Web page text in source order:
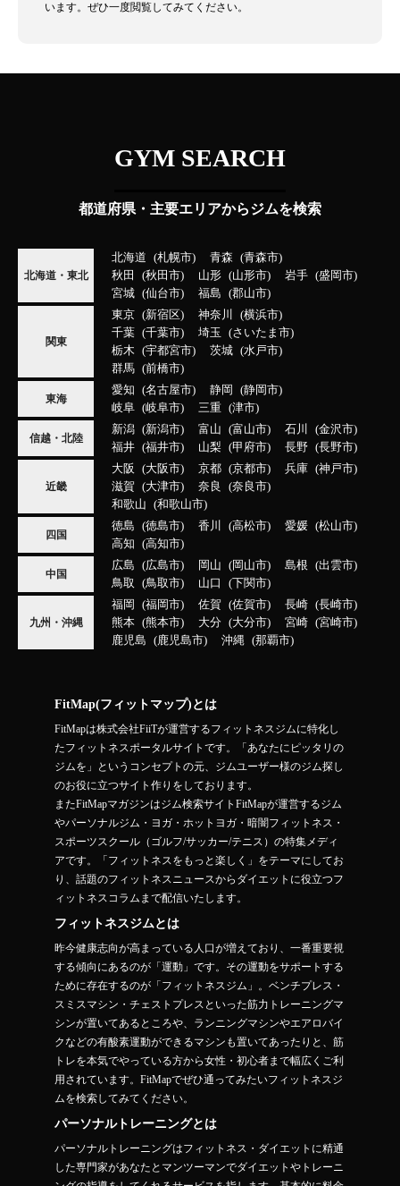
います。ぜひ一度閲覧してみてください。
GYM SEARCH
都道府県・主要エリアからジムを検索
北海道・東北
北海道 札幌市 青森
青森市
秋田
秋田市 山形 山形市 岩手
盛岡市
宮城
仙台市 福島 郡山市
関東
東京 新宿区 神奈川
横浜市
千葉
千葉市 埼玉
さいたま市
栃木
宇都宮市 茨城
水戸市
群馬
前橋市
東海
愛知 名古屋市 静岡
静岡市
岐阜
岐阜市 三重 津市
信越・北陸
新潟 新潟市 富山 富山市 石川
金沢市
福井
福井市 山梨 甲府市 長野 長野市
近畿
大阪 大阪市 京都 京都市 兵庫
神戸市
滋賀
大津市 奈良
奈良市
和歌山
和歌山市
四国
徳島 徳島市 香川 高松市 愛媛
松山市
高知
高知市
中国
広島 広島市 岡山 岡山市 島根
出雲市
鳥取
鳥取市 山口 下関市
九州・沖縄
福岡 福岡市 佐賀 佐賀市 長崎
長崎市
熊本
熊本市 大分 大分市 宮崎
宮崎市
鹿児島
鹿児島市 沖縄 那覇市
FitMap(フィットマップ)とは
FitMapは株式会社FiiTが運営するフィットネスジムに特化し
たフィットネスポータルサイトです。「あなたにピッタリの
ジムを」というコンセプトの元、ジムユーザー様のジム探し
のお役に立つサイト作りをしております。
またFitMapマガジンはジム検索サイトFitMapが運営するジム
やパーソナルジム・ヨガ・ホットヨガ・暗闇フィットネス・
スポーツスクール（ゴルフ/サッカー/テニス）の特集メディ
アです。「フィットネスをもっと楽しく」をテーマにしてお
り、話題のフィットネスニュースからダイエットに役立つフ
ィットネスコラムまで配信いたします。
フィットネスジムとは
昨今健康志向が高まっている人口が増えており、一番重要視
する傾向にあるのが「運動」です。その運動をサポートする
ために存在するのが「フィットネスジム」。ベンチプレス・
スミスマシン・チェストプレスといった筋力トレーニングマ
シンが置いてあるところや、ランニングマシンやエアロバイ
クなどの有酸素運動ができるマシンも置いてあったりと、筋
トレを本気でやっている方から女性・初心者まで幅広くご利
用されています。FitMapでぜひ通ってみたいフィットネスジ
ムを検索してみてください。
パーソナルトレーニングとは
パーソナルトレーニングはフィットネス・ダイエットに精通
した専門家があなたとマンツーマンでダイエットやトレーニ